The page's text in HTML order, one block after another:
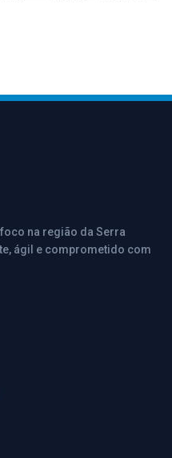
na região da Serra
ágil e comprometido com